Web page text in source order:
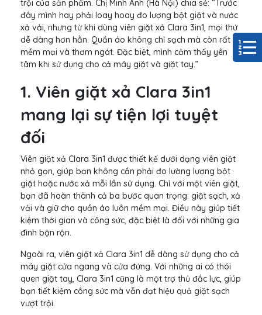
trội của sản phẩm. Chị Minh Anh (Hà Nội) chia sẻ: “Trước
đây mình hay phải loay hoay đo lượng bột giặt và nước
xả vải, nhưng từ khi dùng viên giặt xả Clara 3in1, mọi thứ
dễ dàng hơn hẳn. Quần áo không chỉ sạch mà còn rất
mềm mại và thơm ngát. Đặc biệt, mình cảm thấy yên
tâm khi sử dụng cho cả máy giặt và giặt tay.”
1. Viên giặt xả Clara 3in1
mang lại sự tiện lợi tuyệt
đối
Viên giặt xả Clara 3in1 được thiết kế dưới dạng viên giặt
nhỏ gọn, giúp bạn không cần phải đo lường lượng bột
giặt hoặc nước xả mỗi lần sử dụng. Chỉ với một viên giặt,
bạn đã hoàn thành cả ba bước quan trọng: giặt sạch, xả
vải và giữ cho quần áo luôn mềm mại. Điều này giúp tiết
kiệm thời gian và công sức, đặc biệt là đối với những gia
đình bận rộn.
Ngoài ra, viên giặt xả Clara 3in1 dễ dàng sử dụng cho cả
máy giặt cửa ngang và cửa đứng. Với những ai có thói
quen giặt tay, Clara 3in1 cũng là một trợ thủ đắc lực, giúp
bạn tiết kiệm công sức mà vẫn đạt hiệu quả giặt sạch
vượt trội.